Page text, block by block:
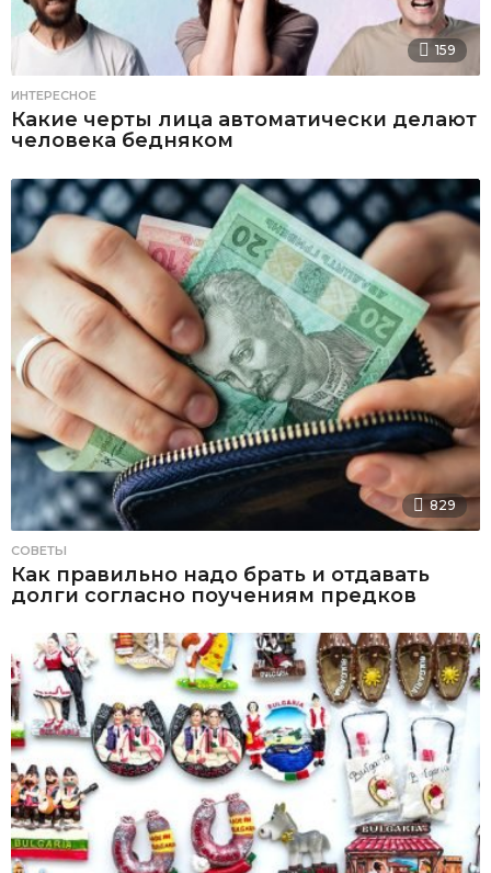
159
ИНТЕРЕСНОЕ
Какие черты лица автоматически делают
человека бедняком
829
СОВЕТЫ
Как правильно надо брать и отдавать
долги согласно поучениям предков